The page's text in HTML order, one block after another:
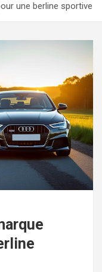
une berline sportive